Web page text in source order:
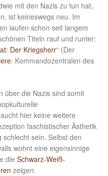
mit den Nazis zu tun hat,
ist keineswegs neu. Im
laufen schon seit langem
Titeln rauf und runter:
Der Kriegsherr“ (Der
: Kommandozentralen des
über die Nazis sind somit
hier keine weitere
faschistischer Ästhetik
sein. Selbst den
wohnt eine eigensinnige
die Schwarz-Weiß-
zeigen.